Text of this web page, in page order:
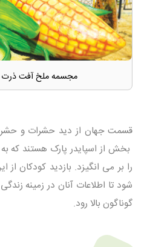
مجسمه ملخ آفت ذرت
قسمت جهان از دید حشرات و
بخش از اسپایدر پارک هستند
را بر می انگیزد. بازدید کودکان
شود تا اطلاعات آنان در زمینه
گوناگون بالا رود.